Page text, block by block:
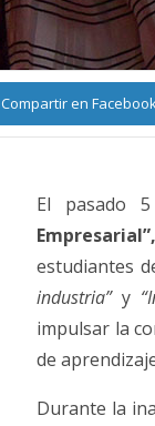
Compartir en
El pasado
Empresarial”,
estudiantes
industria”y
impulsar la
de
Durante la